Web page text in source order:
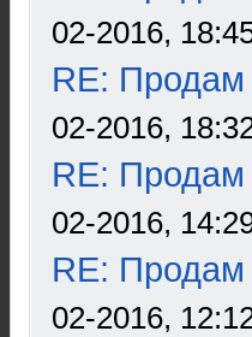
02-2016,
RE: Продам
02-2016,
RE: Продам
02-2016,
RE: Продам
02-2016,